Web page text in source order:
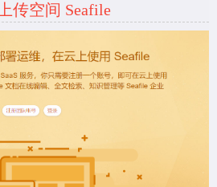
传空间 Seafile